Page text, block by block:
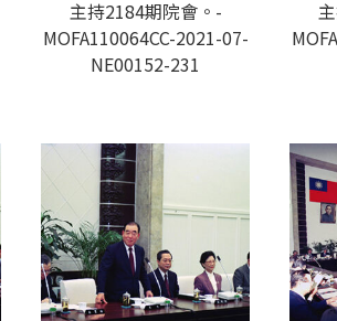
主持2184期院會。-
MOFA110064CC-2021-07-
NE00152-231